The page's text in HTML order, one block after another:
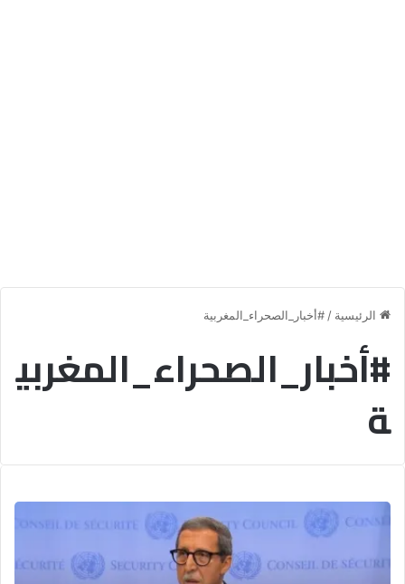
الرئيسية / #أخبار_الصحراء_المغربية
#أخبار_الصحراء_المغربي
ة